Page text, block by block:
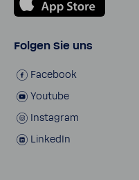
Folgen Sie uns
Face­book
Youtube
Insta­gram
LinkedIn